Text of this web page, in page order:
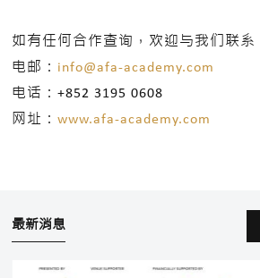
如有任何合作查询，欢迎与我们联系
电邮： info@afa-academy.com
电话：+852 3195 0608
网址：www.afa-academy.com
最新消息